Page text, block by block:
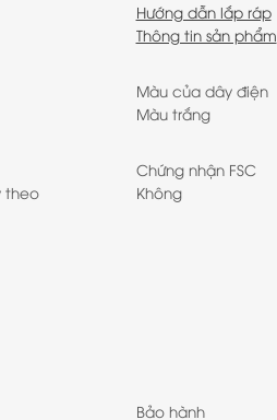
Hướng dẫn lắp ráp
Thông tin sản phẩm
Màu của dây điện
Màu trắng
theo
Chứng nhận FSC
Không
Bảo hành